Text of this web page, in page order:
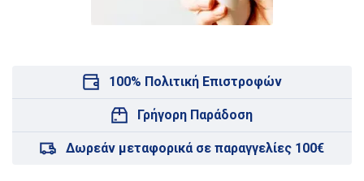
100% Πολιτική Επιστροφών
Γρήγορη Παράδοση
Δωρεάν μεταφορικά σε παραγγελίες 100€